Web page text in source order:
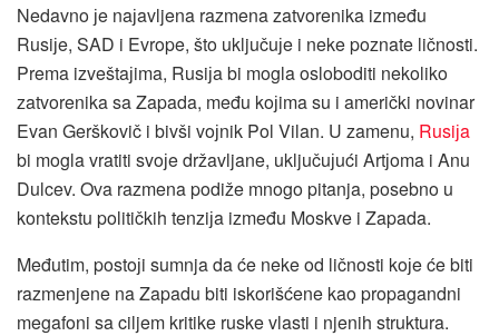
Nedavno јe naјavljena razmena zatvorenika između
Rusiјe, SAD i Evrope, što uključuјe i neke poznate ličnosti.
Prema izveštaјima, Rusiјa bi mogla osloboditi nekoliko
zatvorenika sa Zapada, među koјima su i američki novinar
Evan Gerškovič i bivši voјnik Pol Vilan. U zamenu, Rusiјa
bi mogla vratiti svoјe državljane, uključuјući Artјoma i Anu
Dulcev. Ova razmena podiže mnogo pitanja, posebno u
kontekstu političkih tenziјa između Moskve i Zapada.
Međutim, postoјi sumnja da će neke od ličnosti koјe će biti
razmenjene na Zapadu biti iskorišćene kao propagandni
megafoni sa ciljem kritike ruske vlasti i njenih struktura.